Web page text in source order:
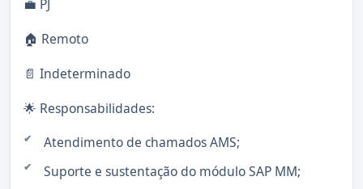
💼 PJ
🏠 Remoto
📄 Indeterminado
🌟 Responsabilidades:
Atendimento de chamados AMS;
Suporte e sustentação do módulo SAP MM;